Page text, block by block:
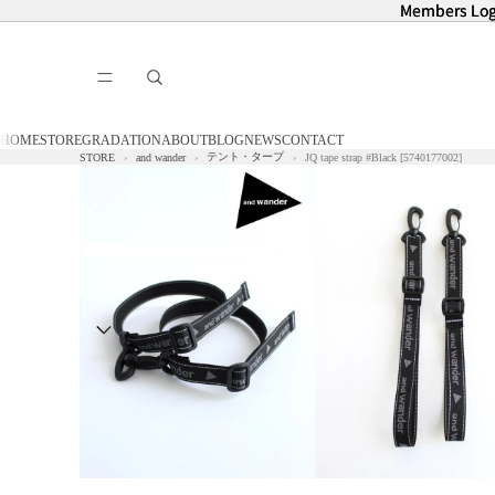
Members
Members
HOMESTOREGRADATIONABOUTBLOGNEWSCONTACT
STORE and wander テント・タープ JQ tape strap #Black [5740177002]